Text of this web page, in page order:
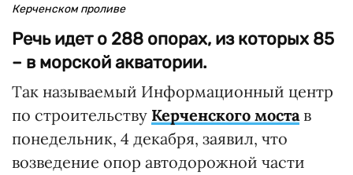
Керченском проливе
Речь идет о 288 опорах, из которых 85
– в морской акватории.
Так называемый Информационный центр
по строительству Керченского мостав
понедельник, 4 декабря, заявил, что
возведение опор автодорожной части